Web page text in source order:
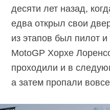
десяти лет назад,
едва открыл свои
из этапов был пилот
MotoGP Хорхе
проходили и в
а затем пропали